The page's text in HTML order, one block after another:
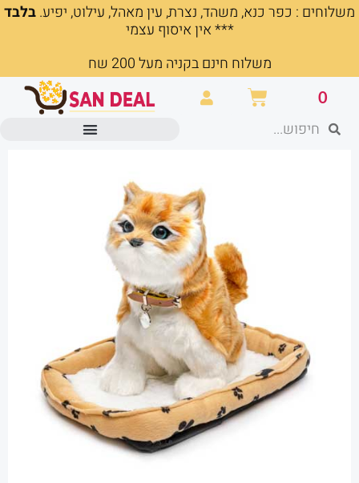
דילוג
משלוחים : כפר כנא, משהד, נצרת, עין מאהל, עילוט, יפיע.בלבד
*** אין איסוף עצמי
משלוח חינם בקניה מעל 200 שח
0 עגלת
קניות חיפושחיפוש